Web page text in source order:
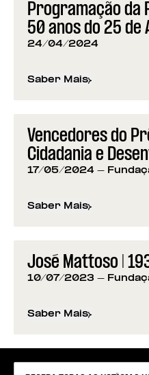
Programação da
50 anos do 25 de
24/04/2024
Saber Mais
sobre Programação
Vencedores do
Cidadania e
17/05/2024 -
Saber Mais
sobre Vencedores
José Mattoso |
10/07/2023 -
Saber Mais
sobre José Mattoso |